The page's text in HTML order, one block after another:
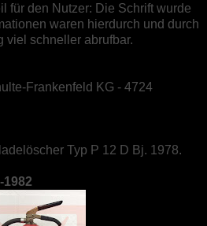
für den Nutzer: Die Schrift wurde
waren hierdurch und durch
viel schneller abrufbar.
Frankenfeld KG - 4724
Typ P 12 D Bj. 1978.
1982